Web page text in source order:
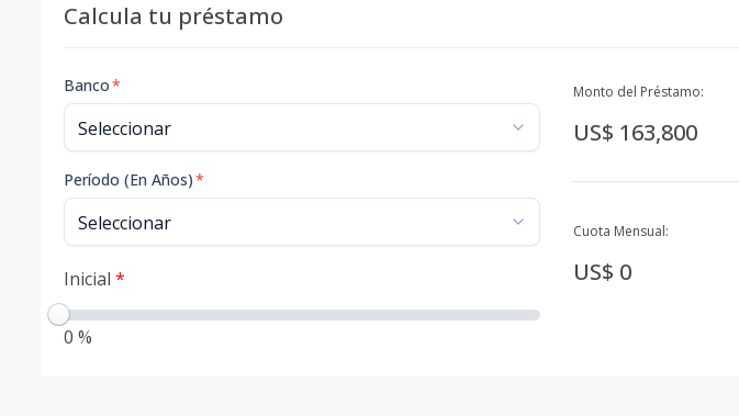
Calcula tu préstamo
Banco*
Período (En Años)*
Inicial *
0 %
Monto del Préstamo:
US$ 163,800
Cuota Mensual:
US$ 0